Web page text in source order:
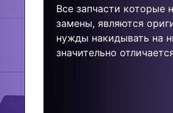
Все запчасти которые
замены, являются
нужды накидывать на
значительно